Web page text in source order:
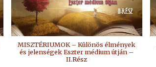
MISZTÉRIUMOK – Különös élmények
és jelenségek Eszter médium útján –
II.Rész